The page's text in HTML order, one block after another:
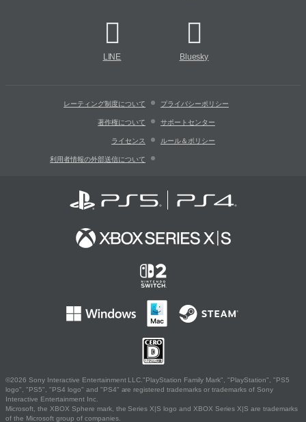
LINE Bluesky
レーティング制度について プライバシーポリシー
著作権について サポートセンター
ライセンス ルール＆ポリシー
利用者情報の外部送信について
©2026 Sony Interactive Entertainment LLC."PlayStation Family Mark", "PlayStation", "PS5
logo", "PS5", "PS4 logo" and "PS4" are registered trademarks or trademarks of Sony
Interactive Entertainment Inc.
Microsoft, the XBOX Sphere mark, the Series X|S logo and XBOX Series X|S are trademarks
of the Microsoft group of companies.